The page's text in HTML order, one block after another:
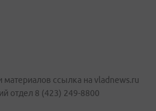
ссылка на vladnews.ru
отдел 8 (423) 249-8800